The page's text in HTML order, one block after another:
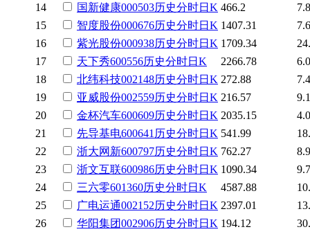
14
国新健康000503历史分时日K 466.2
15
智度股份000676历史分时日K 1407.31
16
紫光股份000938历史分时日K 1709.34
17
天下秀600556历史分时日K 2266.78
18
北纬科技002148历史分时日K 272.88
19
亚威股份002559历史分时日K 216.57
20
金杯汽车600609历史分时日K 2035.15
21
先导基电600641 历史分时日K 541.99
22
浙大网新600797历史分时日K 762.27
23
浙文互联600986历史分时日K 1090.34
24
三六零601360历史分时日K 4587.88
25
广电运通002152历史分时日K 2397.01
26
华阳集团002906历史分时日K 194.12